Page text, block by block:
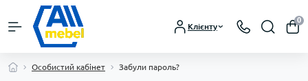
Клієнту
0
Особистий кабінет Забули пароль?